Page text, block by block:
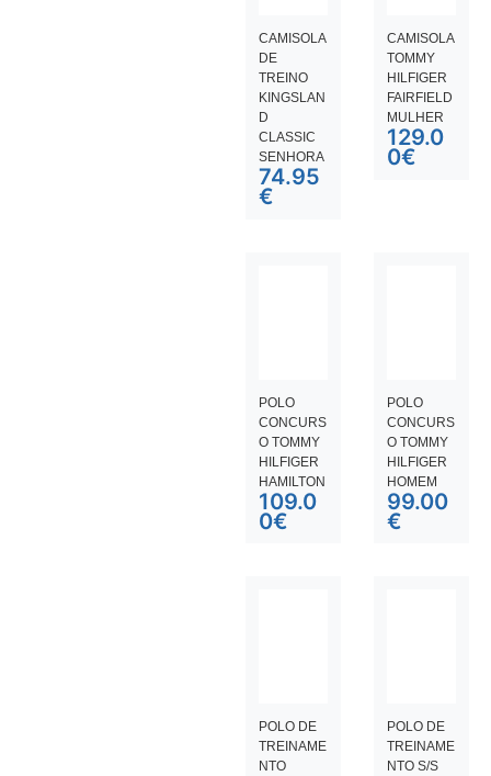
CAMISOLA
DE
TREINO
KINGSLAN
D
CLASSIC
SENHORA
74.95
€
CAMISOLA
TOMMY
HILFIGER
FAIRFIELD
MULHER
129.0
0€
POLO
CONCURS
O TOMMY
HILFIGER
HAMILTON
109.0
0€
POLO
CONCURS
O TOMMY
HILFIGER
HOMEM
99.00
€
POLO DE
TREINAME
NTO
POLO DE
TREINAME
NTO S/S